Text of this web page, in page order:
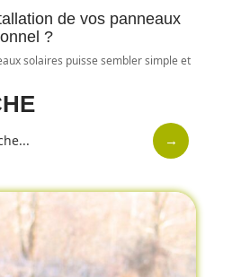
de vos panneaux
?
solaires puisse sembler simple et